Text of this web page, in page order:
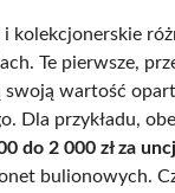
kolekcjonerskie
Te pierwsze,
wartość
Dla przykładu,
do 2 000 zł za
bulionowych.